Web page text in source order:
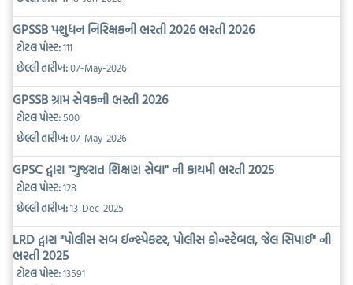
GPSSB પશુધન નિરિક્ષકની ભરતી 2026 ભરતી 2026
ટોટલ પોસ્ટ:111
છેલ્લી તારીખ:07-May-2026
GPSSB ગ્રામ સેવકની ભરતી 2026
ટોટલ પોસ્ટ:500
છેલ્લી તારીખ:07-May-2026
GPSC દ્વારા "ગુજરાત શિક્ષણ સેવા" ની કાયમી ભરતી 2025
ટોટલ પોસ્ટ:128
છેલ્લી તારીખ:13-Dec-2025
LRD દ્વારા "પોલીસ સબ ઈન્સ્પેક્ટર, પોલીસ કોન્સ્ટેબલ, જેલ સિપાઈ" ની
ભરતી 2025
ટોટલ પોસ્ટ:13591